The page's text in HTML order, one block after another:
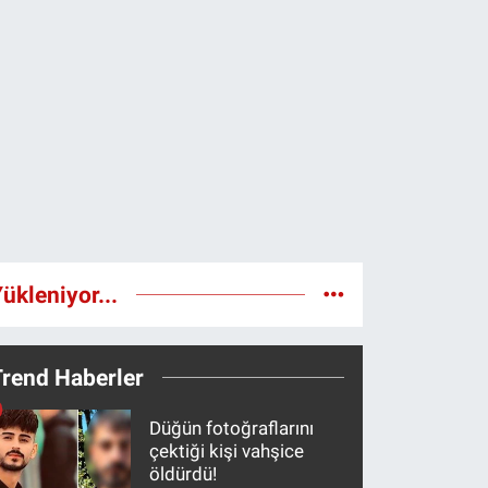
Haberler
Düğün fotoğraflarını
çektiği kişi vahşice
öldürdü!